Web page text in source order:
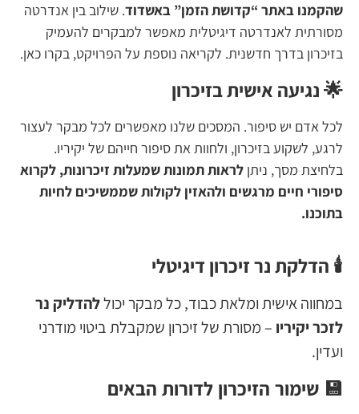
שהקמנו באתר “קדושת הזמן” באשדוד. שילוב בין אנדרטה
מסורתית לאנדרטה דיגיטלית מאפשר למבקרים להעמיק
בזיכרון בדרך חדשנית. לקריאה נוספת על הפרויקט,בקרו כאן.
🌟 נגיעה אישית בזיכרון
לכל אדם יש סיפור. המסכים שלנו מאפשרים לכל מבקר לעצור
לרגע, לשקוע בזיכרון, ולחוות את סיפור חייהם של יקיריו.
בלחיצת מסך, ניתןלראות תמונות שמעלות זיכרונות, לקרוא
סיפורי חיים מרגשים ולהאזין לקולות שממשיכים לחיות
בתוכנו.
🕯️ הדלקת נר זיכרון דיגיטלי
במחווה אישית ומלאת כבוד, כל מבקר יכוללהדליק נר
לזכר יקיריו– מסורת של זיכרון שמקבלת ביטוי מודרני
ועדין.
💾 שימור הזיכרון לדורות הבאים